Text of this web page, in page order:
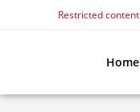
Restricted content
Home